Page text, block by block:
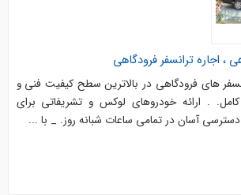
، اجاره ترانسفر فرودگاهی
های فرودگاهی در بالاترین سطح کیفیت فنی و
. ارائه خودروهای لوکس و تشریفاتی برای
آسان در تمامی ساعات شبانه روز. _ با ...